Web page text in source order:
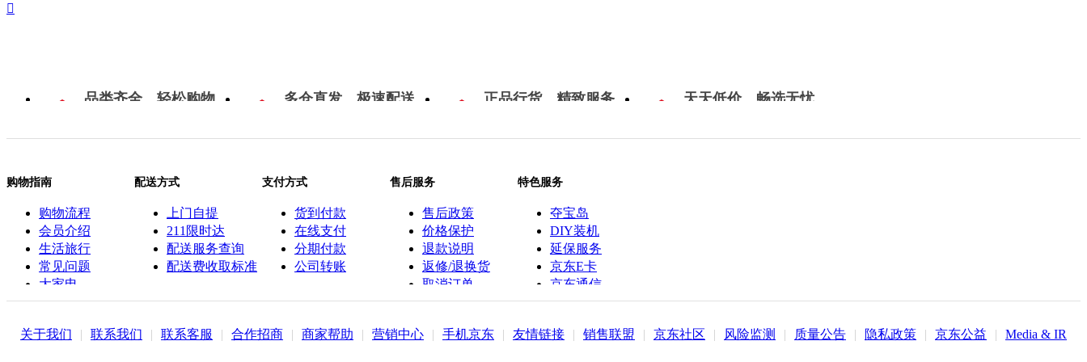

品类齐全，轻松购物 多仓直发，极速配送 正品行货，精致服务 天天低价，畅选无忧
购物指南
购物流程
会员介绍
生活旅行
常见问题
大家电
联系客服
配送方式
上门自提
211限时达
配送服务查询
配送费收取标准
支付方式
货到付款
在线支付
分期付款
公司转账
售后服务
售后政策
价格保护
退款说明
返修/退换货
取消订单
特色服务
夺宝岛
DIY装机
延保服务
京东E卡
京东通信
京鱼座智能
关于我们 | 联系我们 | 联系客服 | 合作招商 | 商家帮助 | 营销中心 | 手机京东 | 友情链接 | 销售联盟 | 京东社区 | 风险监测 | 质量公告 | 隐私政策 | 京东公益 | Media & IR